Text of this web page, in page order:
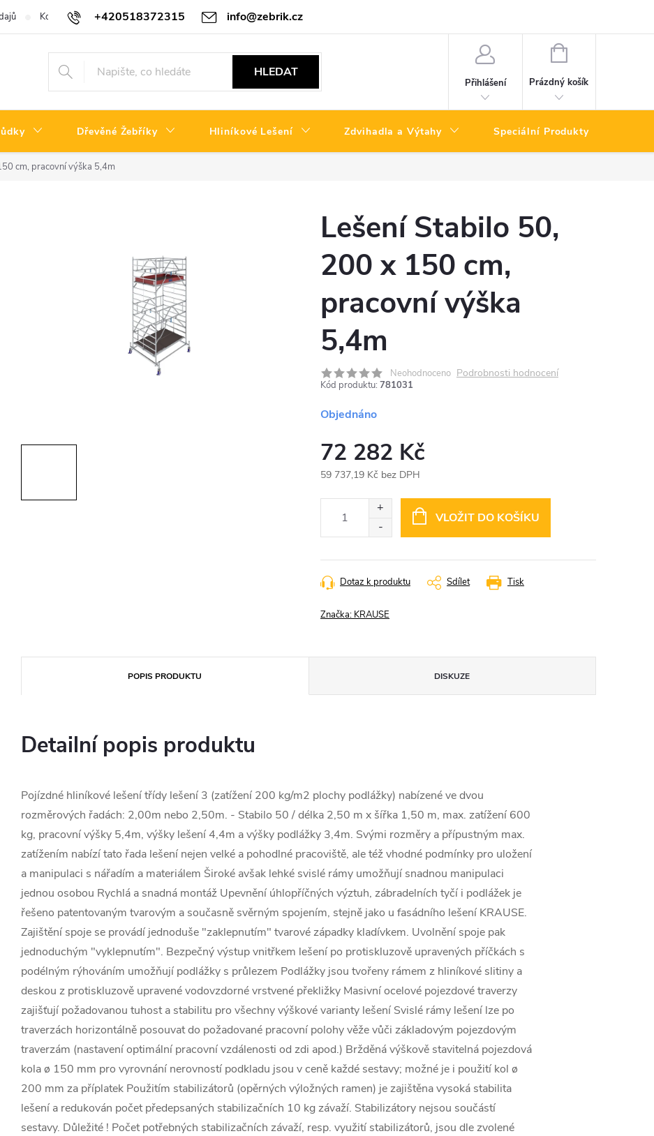
+420518372315 info@zebrik.cz
Kontakty Reklamační řád
HLEDAT
Přihlášení
NÁKUPNÍ
Prázdný košík
Dřevěné Žebříky Hliníkové Lešení Zdvihadla a Výtahy Speciální Produkty
cm, pracovní výška 5,4m
Lešení Stabilo 50,
200 x 150 cm,
pracovní výška
5,4m
Neohodnoceno Podrobnosti hodnocení
Kód produktu: 781031
Objednáno
72 282 Kč
59 737,19 Kč bez DPH
VLOŽIT DO KOŠÍKU
Tisk
Dotaz k produktu Sdílet
Značka: KRAUSE
POPIS PRODUKTU DISKUZE
Detailní popis produktu
Pojízdné hliníkové lešení třídy lešení 3 (zatížení 200 kg/m2 plochy podlážky) nabízené ve dvou
rozměrových řadách: 2,00m nebo 2,50m. - Stabilo 50 / délka 2,50 m x šířka 1,50 m, max. zatížení 600
kg, pracovní výšky 5,4m, výšky lešení 4,4m a výšky podlážky 3,4m. Svými rozměry a přípustným max.
zatížením nabízí tato řada lešení nejen velké a pohodlné pracoviště, ale též vhodné podmínky pro uložení
a manipulaci s nářadím a materiálem Široké avšak lehké svislé rámy umožňují snadnou manipulaci
jednou osobou Rychlá a snadná montáž Upevnění úhlopříčných výztuh, zábradelních tyčí i podlážek je
řešeno patentovaným tvarovým a současně svěrným spojením, stejně jako u fasádního lešení KRAUSE.
Zajištění spoje se provádí jednoduše "zaklepnutím" tvarové západky kladívkem. Uvolnění spoje pak
jednoduchým "vyklepnutím". Bezpečný výstup vnitřkem lešení po protiskluzově upravených příčkách s
podélným rýhováním umožňují podlážky s průlezem Podlážky jsou tvořeny rámem z hliníkové slitiny a
deskou z protiskluzově upravené vodovzdorné vrstvené překližky Masivní ocelové pojezdové traverzy
zajišťují požadovanou tuhost a stabilitu pro všechny výškové varianty lešení Svislé rámy lešení lze po
traverzách horizontálně posouvat do požadované pracovní polohy věže vůči základovým pojezdovým
traverzám (nastavení optimální pracovní vzdálenosti od zdi apod.) Bržděná výškově stavitelná pojezdová
kola ø 150 mm pro vyrovnání nerovností podkladu jsou v ceně každé sestavy; možné je i použití kol ø
200 mm za příplatek Použitím stabilizátorů (opěrných výložných ramen) je zajištěna vysoká stabilita
lešení a redukován počet předepsaných stabilizačních 10 kg závaží. Stabilizátory nejsou součástí
sestavy. Důležité ! Počet potřebných stabilizačních závaží, resp. využití stabilizátorů, jsou dle zvolené